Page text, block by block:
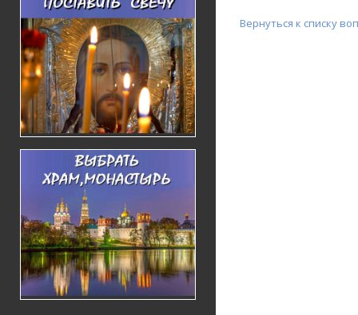
Вернуться к списку